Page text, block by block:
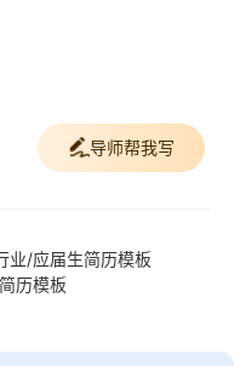
导师帮我写
业/应届生简历模板
历模板